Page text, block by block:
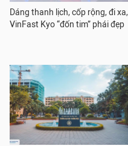
Dáng thanh lịch, cốp rộng, đi xa,
VinFast Kyo “đốn tim” phái đẹp